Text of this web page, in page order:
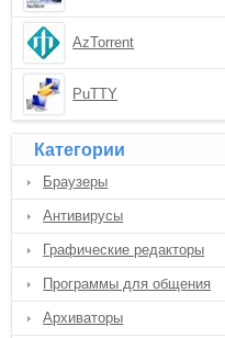
AzTorrent
PuTTY
Категории
Браузеры
Антивирусы
Графические редакторы
Программы для общения
Архиваторы